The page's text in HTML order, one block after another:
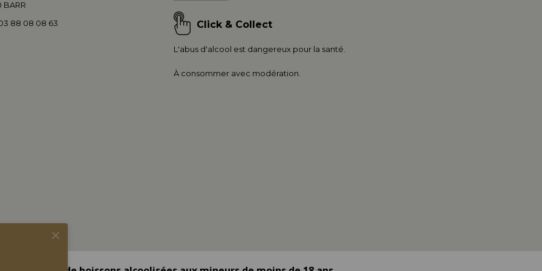
BARR
88 08 08 63
Click & Collect
L'abus d'alcool est dangereux pour la santé.
À consommer avec modération.